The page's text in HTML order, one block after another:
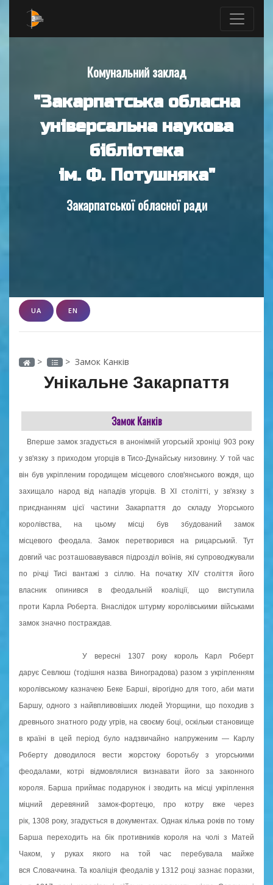
Комунальний заклад
"Закарпатська обласна
універсальна наукова
бібліотека
ім. Ф. Потушняка"
Закарпатської обласної ради
UA EN
> > Замок Канків
Унікальне Закарпаття
Замок Канків
Вперше замок згадується в анонімній угорській хроніці 903 року
у зв'язку з приходом угорців в Тисо-Дунайську низовину. У той час
він був укріпленим городищем місцевого слов'янського вождя, що
захищало народ від нападів угорців. В XI столітті, у зв'язку з
приєднанням цієї частини Закарпаття до складу Угорського
королівства, на цьому місці був збудований замок
місцевого феодала. Замок перетворився на рицарський. Тут
довгий час розташовавувався підрозділ воїнів, які супроводжували
по річці Тисі вантажі з сіллю. На початку XIV століття його
власник опинився в феодальній коаліції, що виступила
проти Карла Роберта. Внаслідок штурму королівськими військами
замок значно постраждав.
У вересні 1307 року король Карл Роберт
дарує Севлюш (тодішня назва Виноградова) разом з укріпленням
королівському казначею Беке Барші, вірогідно для того, аби мати
Баршу, одного з найвпливовіших людей Угорщини, що походив з
древнього знатного роду угрів, на своєму боці, оскільки становище
в країні в цей період було надзвичайно напруженим — Карлу
Роберту доводилося вести жорстоку боротьбу з угорськими
феодалами, котрі відмовлялися визнавати його за законного
короля. Барша приймає подарунок і зводить на місці укріплення
міцний деревяний замок-фортецю, про котру вже через
рік, 1308 року, згадується в документах. Однак кілька років по тому
Барша переходить на бік противників короля на чолі з Матей
Чаком, у руках якого на той час перебувала майже
вся Словаччина. Та коаліція феодалів у 1312 році зазнає поразки,